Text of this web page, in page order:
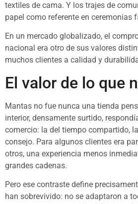
textiles de cama. Y los trajes de
papel como referente en ceremonias
En un mercado globalizado, el
nacional era otro de sus valores
muchos clientes a calidad y
El valor de lo que
Mantas no fue nunca una tienda
interior, densamente surtido,
comercio: la del tiempo compartido,
consejo. Para algunos clientes era
otros, una experiencia menos
grandes cadenas.
Pero ese contraste define
han sobrevivido: no se adaptaron a